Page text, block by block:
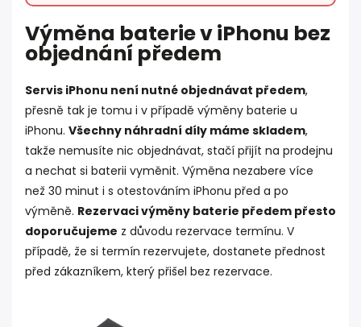
Výměna baterie v iPhonu bez
objednání předem
Servis iPhonu není nutné objednávat předem,
přesně tak je tomu i v případě výměny baterie u
iPhonu. Všechny náhradní díly máme skladem,
takže nemusíte nic objednávat, stačí přijít na prodejnu
a nechat si baterii vyměnit. Výměna nezabere více
než 30 minut i s otestováním iPhonu před a po
výměně. Rezervaci výměny baterie předem přesto
doporučujeme z důvodu rezervace termínu. V
případě, že si termín rezervujete, dostanete přednost
před zákazníkem, který přišel bez rezervace.